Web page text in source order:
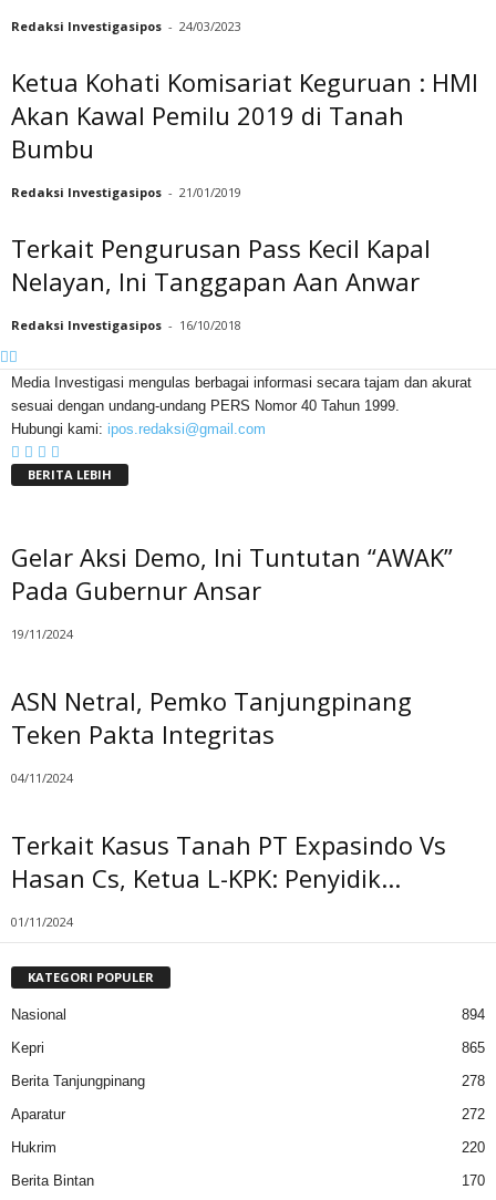
Redaksi Investigasipos - 24/03/2023
Ketua Kohati Komisariat Keguruan : HMI
Akan Kawal Pemilu 2019 di Tanah
Bumbu
Redaksi Investigasipos - 21/01/2019
Terkait Pengurusan Pass Kecil Kapal
Nelayan, Ini Tanggapan Aan Anwar
Redaksi Investigasipos - 16/10/2018
Media Investigasi mengulas berbagai informasi secara tajam dan akurat
sesuai dengan undang-undang PERS Nomor 40 Tahun 1999.
Hubungi kami: ipos.redaksi@gmail.com
BERITA LEBIH
Gelar Aksi Demo, Ini Tuntutan “AWAK”
Pada Gubernur Ansar
19/11/2024
ASN Netral, Pemko Tanjungpinang
Teken Pakta Integritas
04/11/2024
Terkait Kasus Tanah PT Expasindo Vs
Hasan Cs, Ketua L-KPK: Penyidik...
01/11/2024
KATEGORI POPULER
Nasional
894
Kepri
865
Berita Tanjungpinang
278
Aparatur
272
Hukrim
220
Berita Bintan
170